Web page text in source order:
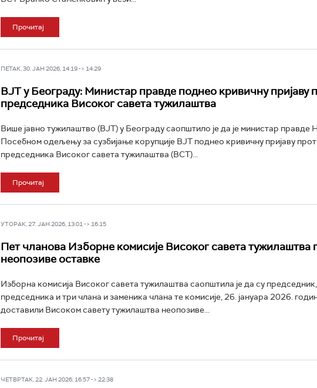
Прочитај
ПЕТАК, 30. ЈАН 2026, 14:19 -> 14:29
ВЈТ у Београду: Министар правде поднео кривичну пријаву
председника Високог савета тужилаштва
Више јавно тужилаштво (ВЈТ) у Београду саопштило је да је министар правде
Посебном одељењу за сузбијање корупције ВЈТ поднео кривичну пријаву
председника Високог савета тужилаштва (ВСТ)...
Прочитај
УТОРАК, 27. ЈАН 2026, 13:01 -> 16:15
Пет чланова Изборне комисије Високог савета тужилаштва
неопозиве оставке
Изборна комисија Високог савета тужилаштва саопштила је да су
председника и три члана и заменика члана те комисије, 26. јануара 2026.
доставили Високом савету тужилаштва неопозиве...
Прочитај
ЧЕТВРТАК, 22. ЈАН 2026, 16:57 -> 22:38